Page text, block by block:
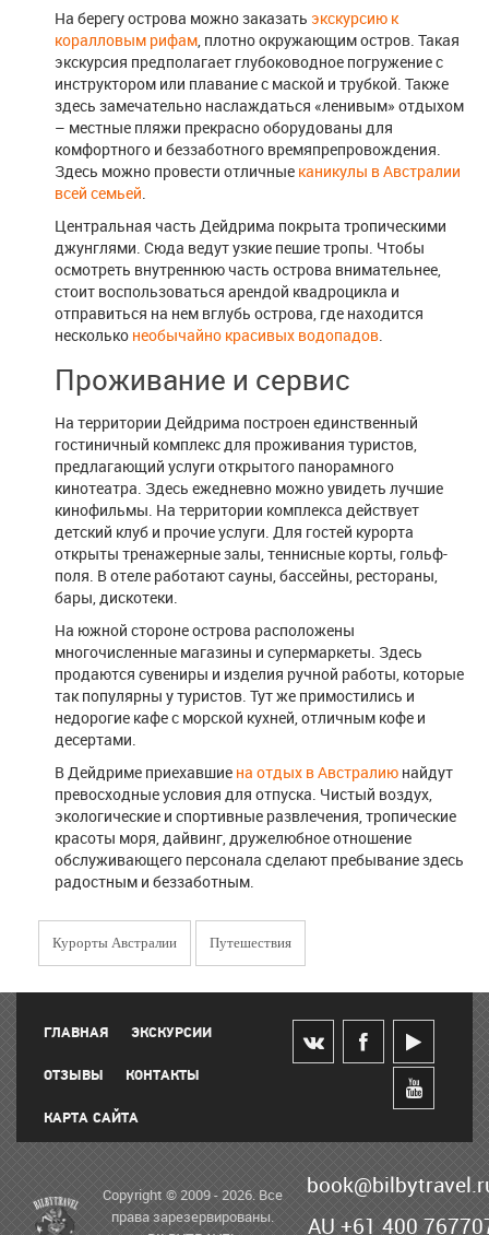
На берегу острова можно заказать экскурсию к
коралловым рифам, плотно окружающим остров. Такая
экскурсия предполагает глубоководное погружение с
инструктором или плавание с маской и трубкой. Также
здесь замечательно наслаждаться «ленивым» отдыхом
– местные пляжи прекрасно оборудованы для
комфортного и беззаботного времяпрепровождения.
Здесь можно провести отличные каникулы в Австралии
всей семьей.
Центральная часть Дейдрима покрыта тропическими
джунглями. Сюда ведут узкие пешие тропы. Чтобы
осмотреть внутреннюю часть острова внимательнее,
стоит воспользоваться арендой квадроцикла и
отправиться на нем вглубь острова, где находится
несколько необычайно красивых водопадов.
Проживание и сервис
На территории Дейдрима построен единственный
гостиничный комплекс для проживания туристов,
предлагающий услуги открытого панорамного
кинотеатра. Здесь ежедневно можно увидеть лучшие
кинофильмы. На территории комплекса действует
детский клуб и прочие услуги. Для гостей курорта
открыты тренажерные залы, теннисные корты, гольф-
поля. В отеле работают сауны, бассейны, рестораны,
бары, дискотеки.
На южной стороне острова расположены
многочисленные магазины и супермаркеты. Здесь
продаются сувениры и изделия ручной работы, которые
так популярны у туристов. Тут же примостились и
недорогие кафе с морской кухней, отличным кофе и
десертами.
В Дейдриме приехавшие на отдых в Австралию найдут
превосходные условия для отпуска. Чистый воздух,
экологические и спортивные развлечения, тропические
красоты моря, дайвинг, дружелюбное отношение
обслуживающего персонала сделают пребывание здесь
радостным и беззаботным.
Курорты Австралии Путешествия
ГЛАВНАЯ ЭКСКУРСИИ
ОТЗЫВЫ КОНТАКТЫ
КАРТА САЙТА
Copyright © 2009 - 2026. Все
права зарезервированы.
AU +61 400